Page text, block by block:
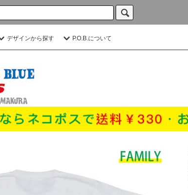
デザインから探す P.O.B.について